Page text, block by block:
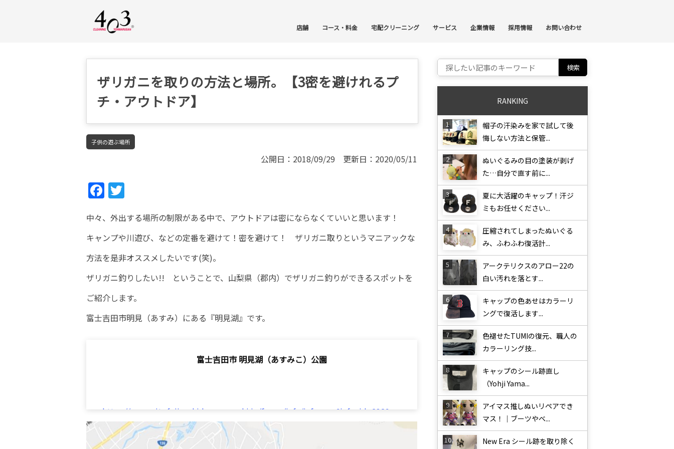
店舗 コース・料金 宅配クリーニング サービス 企業情報 採用情報 お問い合わせ
ザリガニを取りの方法と場所。【3密を避けれるプ
チ・アウトドア】
子供の遊ぶ場所
公開日：2018/09/29 更新日：2020/05/11
Fac
ok
中々、外出する場所の制限がある中で、アウトドアは密にならなくていいと思います！
キャンプや川遊び、などの定番を避けて！密を避けて！ ザリガニ取りというマニアックな
方法を是非オススメしたいです(笑)。
ザリガニ釣りしたい!! ということで、山梨県（郡内）でザリガニ釣りができるスポットを
ご紹介します。
富士吉田市明見（あすみ）にある『明見湖』です。
富士吉田市 明見湖（あすみこ）公園
https://www.city.fujiyoshida.yamanashi.jp/forms/info/info.aspx?info_id=2329
Search for:
RANKING
帽子の汗染みを家で試して後
悔しない方法と保管...
ぬいぐるみの目の塗装が剥げ
た…自分で直す前に...
夏に大活躍のキャップ！汗ジ
ミもお任せください...
圧縮されてしまったぬいぐる
み、ふわふわ復活計...
アークテリクスのアロー22の
白い汚れを落とす...
キャップの色あせはカラーリ
ングで復活します...
色褪せたTUMIの復元、職人の
カラーリング技...
キャップのシール跡直し
（Yohji Yama...
アイマス推しぬいリペアでき
マス！｜ブーツやベ...
New Era シール跡を取り除く